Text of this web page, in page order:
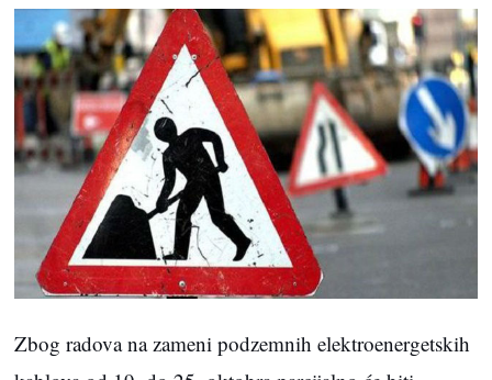
Zbog radova na zameni podzemnih elektroenergetskih